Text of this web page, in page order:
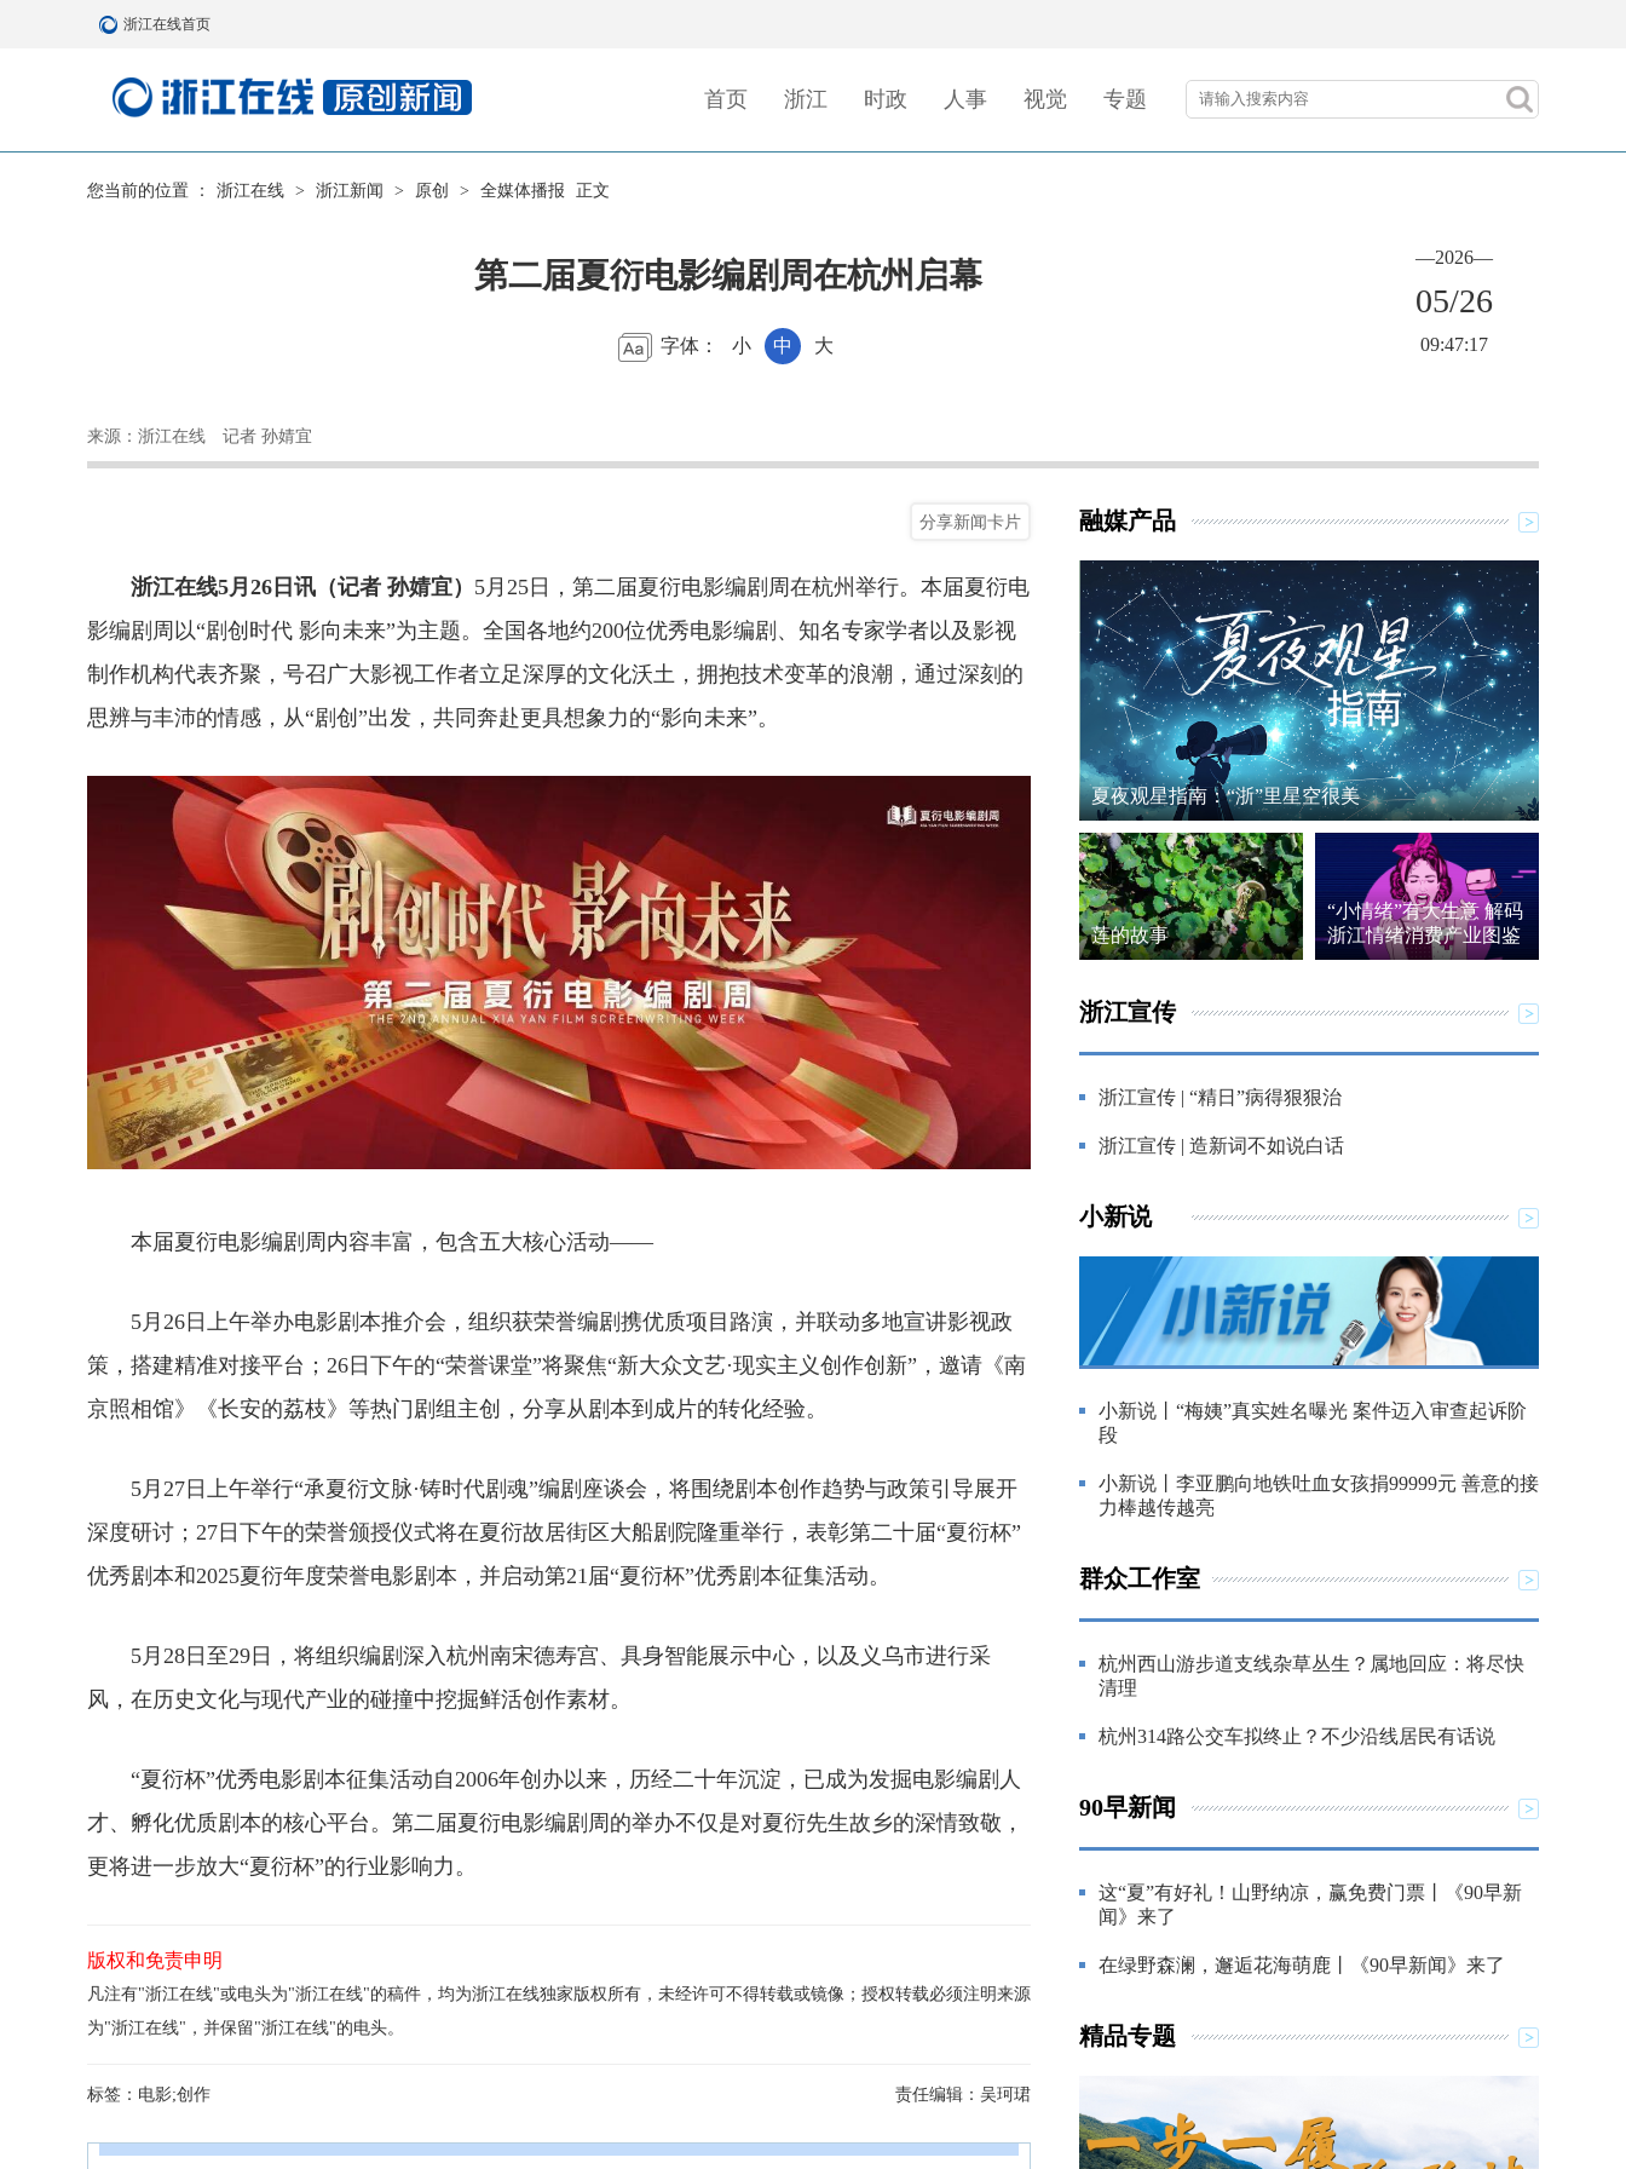
浙江在线首页
首页 浙江 时政 人事 视觉 专题
您当前的位置 ： 浙江在线 > 浙江新闻 > 原创 > 全媒体播报 正文
第二届夏衍电影编剧周在杭州启幕
字体： 小 中 大
—2026—
05/26
09:47:17
来源：浙江在线 记者 孙婧宜
分享新闻卡片
浙江在线5月26日讯（记者 孙婧宜） 5月25日，第二届夏衍电影编剧周在杭州举行。本届夏衍电
影编剧周以“剧创时代 影向未来”为主题。全国各地约200位优秀电影编剧、知名专家学者以及影视
制作机构代表齐聚，号召广大影视工作者立足深厚的文化沃土，拥抱技术变革的浪潮，通过深刻的
思辨与丰沛的情感，从“剧创”出发，共同奔赴更具想象力的“影向未来”。
本届夏衍电影编剧周内容丰富，包含五大核心活动——
5月26日上午举办电影剧本推介会，组织获荣誉编剧携优质项目路演，并联动多地宣讲影视政
策，搭建精准对接平台；26日下午的“荣誉课堂”将聚焦“新大众文艺·现实主义创作创新”，邀请《南
京照相馆》《长安的荔枝》等热门剧组主创，分享从剧本到成片的转化经验。
5月27日上午举行“承夏衍文脉·铸时代剧魂”编剧座谈会，将围绕剧本创作趋势与政策引导展开
深度研讨；27日下午的荣誉颁授仪式将在夏衍故居街区大船剧院隆重举行，表彰第二十届“夏衍杯”
优秀剧本和2025夏衍年度荣誉电影剧本，并启动第21届“夏衍杯”优秀剧本征集活动。
5月28日至29日，将组织编剧深入杭州南宋德寿宫、具身智能展示中心，以及义乌市进行采
风，在历史文化与现代产业的碰撞中挖掘鲜活创作素材。
“夏衍杯”优秀电影剧本征集活动自2006年创办以来，历经二十年沉淀，已成为发掘电影编剧人
才、孵化优质剧本的核心平台。第二届夏衍电影编剧周的举办不仅是对夏衍先生故乡的深情致敬，
更将进一步放大“夏衍杯”的行业影响力。
版权和免责申明
凡注有"浙江在线"或电头为"浙江在线"的稿件，均为浙江在线独家版权所有，未经许可不得转载或镜像；授权转载必须注明来源
为"浙江在线"，并保留"浙江在线"的电头。
标签： 电影;创作 责任编辑： 吴珂珺
融媒产品
夏夜观星指南：“浙”里星空很美
莲的故事
“小情绪”有大生意 解码
浙江情绪消费产业图鉴
浙江宣传
浙江宣传 | “精日”病得狠狠治
浙江宣传 | 造新词不如说白话
小新说
小新说丨“梅姨”真实姓名曝光 案件迈入审查起诉阶
段
小新说丨李亚鹏向地铁吐血女孩捐99999元 善意的接
力棒越传越亮
群众工作室
杭州西山游步道支线杂草丛生？属地回应：将尽快
清理
杭州314路公交车拟终止？不少沿线居民有话说
90早新闻
这“夏”有好礼！山野纳凉，赢免费门票丨《90早新
闻》来了
在绿野森澜，邂逅花海萌鹿丨《90早新闻》来了
精品专题